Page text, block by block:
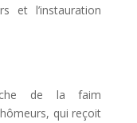
et l’instauration
de la faim
qui reçoit